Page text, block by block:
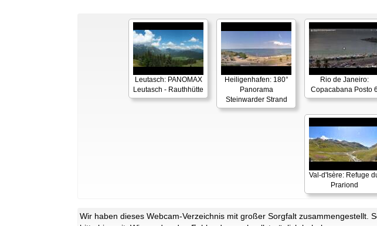
Leutasch: PANOMAX
Leutasch - Rauthhütte
Heiligenhafen: 180°
Panorama
Steinwarder Strand
Rio de Janeiro:
Copacabana Posto 6
Val-d'Isère: Refuge
Prariond
Wir haben dieses Webcam-Verzeichnis mit großer Sorgfalt zusammengestellt.